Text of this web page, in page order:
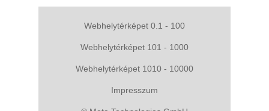
Webhelytérképet 0.1 - 100
Webhelytérképet 101 - 1000
Webhelytérképet 1010 - 10000
Impresszum